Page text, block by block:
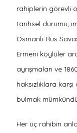
rahiplerin görevli
tarihsel durumu,
Osmanlı-Rus
Ermeni köylüler
ayrışmaları ve
haksızlıklara
bulmak
Her üç rahibin